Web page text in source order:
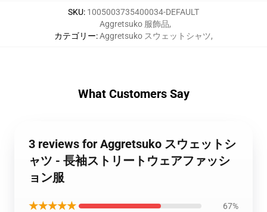
SKU: 1005003735400034-DEFAULT
カテゴリー:
Aggretsuko 服飾品,
Aggretsuko スウェットシャツ,
What Customers Say
3 reviews for Aggretsuko スウェットシ
ャツ - 長袖ストリートウェアファッシ
ョン服
★★★★★ 67%